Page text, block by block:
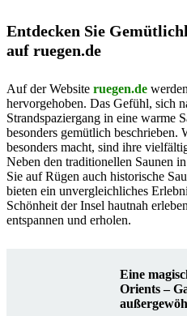
Entdecken Sie
auf ruegen.de
Auf der Website ruegen.de
hervorgehoben. Das Gefühl, sich
Strandspaziergang in eine warme
besonders gemütlich beschrieben.
besonders macht, sind ihre
Neben den traditionellen Saunen
Sie auf Rügen auch historische
bieten ein unvergleichliches
Schönheit der Insel hautnah
entspannen und erholen.
Eine
Orients –